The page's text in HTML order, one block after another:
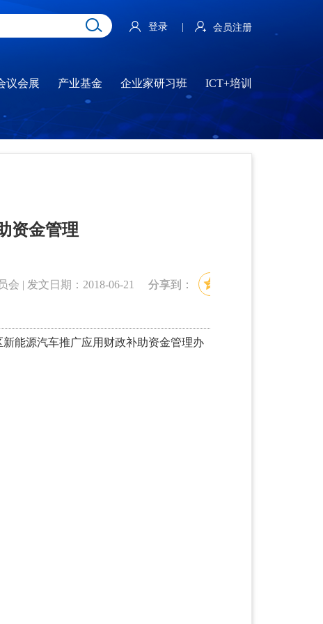
登录 会员注册
议会展 产业基金 企业家研习班 ICT+培训
资金管理
会 | 发文日期：2018-06-21 分享到：
能源汽车推广应用财政补助资金管理办